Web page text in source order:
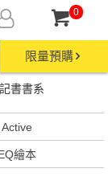
0
限量預購
書書系
Active
繪本